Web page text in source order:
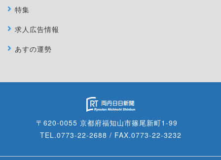
特集
求人広告情報
あすの運勢
〒620-0055 京都府福知山市篠尾新町1-99
TEL.0773-22-2688 / FAX.0773-22-3232